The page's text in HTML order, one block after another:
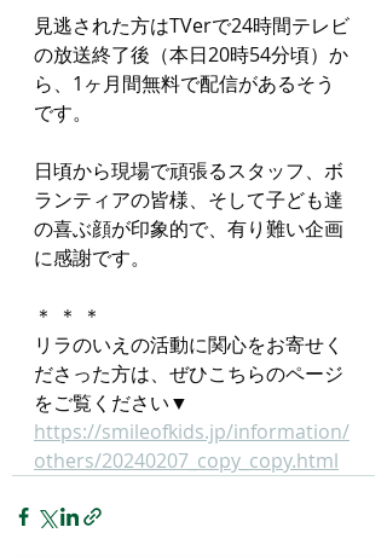
見逃された方はTVerで24時間テレビ
の放送終了後（本日20時54分頃）か
ら、1ヶ月間無料で配信があるそう
です。
日頃から現場で頑張るスタッフ、ボ
ランティアの皆様、そして子ども達
の喜ぶ顔が印象的で、有り難い企画
に感謝です。
＊ ＊ ＊
リラのいえの活動に関心をお寄せく
ださった方は、ぜひこちらのページ
をご覧ください▼
https://smileofkids.jp/information/
others/20240207_copy_copy.html